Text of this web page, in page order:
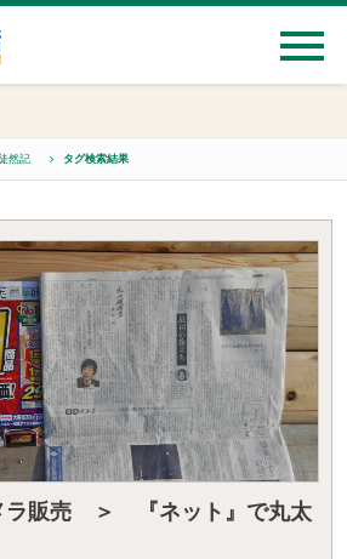
然記 タグ検索結果
ラ販売 ＞ 『ネット』で丸太